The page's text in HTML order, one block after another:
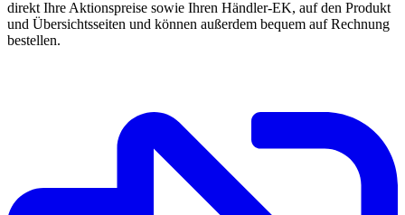
direkt Ihre Aktionspreise sowie Ihren Händler-EK, auf den Produkt
und Übersichtsseiten und können außerdem bequem auf Rechnung
bestellen.